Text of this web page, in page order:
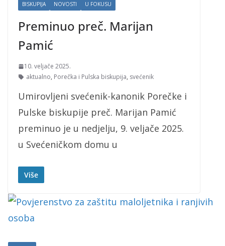
BISKUPIJA NOVOSTI U FOKUSU
Preminuo preč. Marijan
Pamić
10. veljače 2025.
aktualno, Porečka i Pulska biskupija, svećenik
Umirovljeni svećenik-kanonik Porečke i
Pulske biskupije preč. Marijan Pamić
preminuo je u nedjelju, 9. veljače 2025.
u Svećeničkom domu u
Više